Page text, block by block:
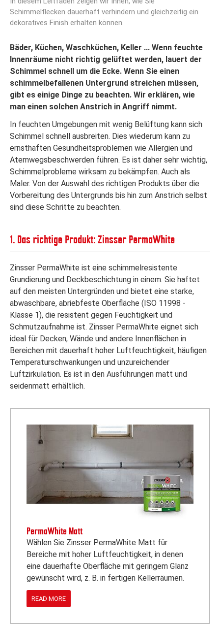
Schimmelflecken dauerhaft verhindern und gleichzeitig ein
dekoratives Finish erhalten können.
Bäder, Küchen, Waschküchen, Keller ... Wenn feuchte
Innenräume nicht richtig gelüftet werden, lauert der
Schimmel schnell um die Ecke. Wenn Sie einen
schimmelbefallenen Untergrund streichen müssen,
gibt es einige Dinge zu beachten. Wir erklären, wie
man einen solchen Anstrich in Angriff nimmt.
In feuchten Umgebungen mit wenig Belüftung kann sich
Schimmel schnell ausbreiten. Dies wiederum kann zu
ernsthaften Gesundheitsproblemen wie Allergien und
Atemwegsbeschwerden führen. Es ist daher sehr wichtig,
Schimmelprobleme wirksam zu bekämpfen. Auch als
Maler. Von der Auswahl des richtigen Produkts über die
Vorbereitung des Untergrunds bis hin zum Anstrich selbst
sind diese Schritte zu beachten.
1. Das richtige Produkt: Zinsser PermaWhite
Zinsser PermaWhite ist eine schimmelresistente
Grundierung und Deckbeschichtung in einem. Sie haftet
auf den meisten Untergründen und bietet eine starke,
abwaschbare, abriebfeste Oberfläche (ISO 11998 -
Klasse 1), die resistent gegen Feuchtigkeit und
Schmutzaufnahme ist. Zinsser PermaWhite eignet sich
ideal für Decken, Wände und andere Innenflächen in
Bereichen mit dauerhaft hoher Luftfeuchtigkeit, häufigen
Temperaturschwankungen und unzureichender
Luftzirkulation. Es ist in den Ausführungen matt und
seidenmatt erhältlich.
PermaWhite Matt
Wählen Sie Zinsser PermaWhite Matt für
Bereiche mit hoher Luftfeuchtigkeit, in denen
eine dauerhafte Oberfläche mit geringem Glanz
gewünscht wird, z. B. in fertigen Kellerräumen.
READ MORE